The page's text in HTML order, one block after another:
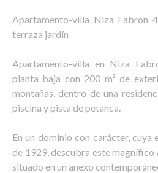
Apartamento-villa Niza Fabron
terraza jardín
Apartamento-villa en Niza
planta baja con 200 m² de
montañas, dentro de una
piscina y pista de petanca.
En un dominio con carácter,
de 1929, descubra este
situado en un anexo